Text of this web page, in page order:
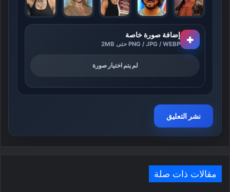
+ إضافة صورة خاصة
PNG / JPG / WEBP حتى 2MB
لم يتم اختيار صورة
مقالات ذات صلة